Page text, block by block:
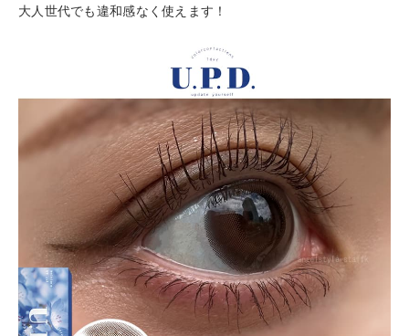
大人世代でも違和感なく使えます！